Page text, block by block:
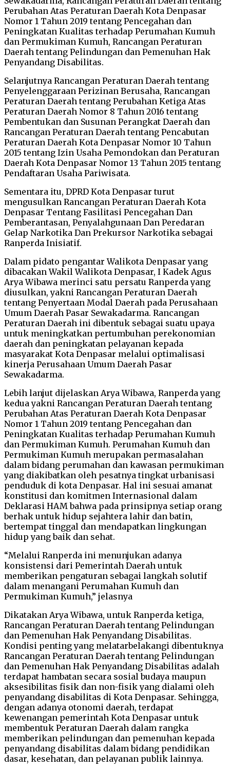
Perubahan Atas Peraturan Daerah Kota Denpasar
Nomor 1 Tahun 2019 tentang Pencegahan dan
Peningkatan Kualitas terhadap Perumahan Kumuh
dan Permukiman Kumuh, Rancangan Peraturan
Daerah tentang Pelindungan dan Pemenuhan Hak
Penyandang Disabilitas.
Selanjutnya Rancangan Peraturan Daerah tentang
Penyelenggaraan Perizinan Berusaha, Rancangan
Peraturan Daerah tentang Perubahan Ketiga Atas
Peraturan Daerah Nomor 8 Tahun 2016 tentang
Pembentukan dan Susunan Perangkat Daerah dan
Rancangan Peraturan Daerah tentang Pencabutan
Peraturan Daerah Kota Denpasar Nomor 10 Tahun
2015 tentang Izin Usaha Pemondokan dan Peraturan
Daerah Kota Denpasar Nomor 13 Tahun 2015 tentang
Pendaftaran Usaha Pariwisata.
Sementara itu, DPRD Kota Denpasar turut
mengusulkan Rancangan Peraturan Daerah Kota
Denpasar Tentang Fasilitasi Pencegahan Dan
Pemberantasan, Penyalahgunaan Dan Peredaran
Gelap Narkotika Dan Prekursor Narkotika sebagai
Ranperda Inisiatif.
Dalam pidato pengantar Walikota Denpasar yang
dibacakan Wakil Walikota Denpasar, I Kadek Agus
Arya Wibawa merinci satu persatu Ranperda yang
diusulkan, yakni Rancangan Peraturan Daerah
tentang Penyertaan Modal Daerah pada Perusahaan
Umum Daerah Pasar Sewakadarma. Rancangan
Peraturan Daerah ini dibentuk sebagai suatu upaya
untuk meningkatkan pertumbuhan perekonomian
daerah dan peningkatan pelayanan kepada
masyarakat Kota Denpasar melalui optimalisasi
kinerja Perusahaan Umum Daerah Pasar
Sewakadarma.
Lebih lanjut dijelaskan Arya Wibawa, Ranperda yang
kedua yakni Rancangan Peraturan Daerah tentang
Perubahan Atas Peraturan Daerah Kota Denpasar
Nomor 1 Tahun 2019 tentang Pencegahan dan
Peningkatan Kualitas terhadap Perumahan Kumuh
dan Permukiman Kumuh. Perumahan Kumuh dan
Permukiman Kumuh merupakan permasalahan
dalam bidang perumahan dan kawasan permukiman
yang diakibatkan oleh pesatnya tingkat urbanisasi
penduduk di kota Denpasar. Hal ini sesuai amanat
konstitusi dan komitmen Internasional dalam
Deklarasi HAM bahwa pada prinsipnya setiap orang
berhak untuk hidup sejahtera lahir dan batin,
bertempat tinggal dan mendapatkan lingkungan
hidup yang baik dan sehat.
“Melalui Ranperda ini menunjukan adanya
konsistensi dari Pemerintah Daerah untuk
memberikan pengaturan sebagai langkah solutif
dalam menangani Perumahan Kumuh dan
Permukiman Kumuh,” jelasnya
Dikatakan Arya Wibawa, untuk Ranperda ketiga,
Rancangan Peraturan Daerah tentang Pelindungan
dan Pemenuhan Hak Penyandang Disabilitas.
Kondisi penting yang melatarbelakangi dibentuknya
Rancangan Peraturan Daerah tentang Pelindungan
dan Pemenuhan Hak Penyandang Disabilitas adalah
terdapat hambatan secara sosial budaya maupun
aksesibilitas fisik dan non-fisik yang dialami oleh
penyandang disabilitas di Kota Denpasar. Sehingga,
dengan adanya otonomi daerah, terdapat
kewenangan pemerintah Kota Denpasar untuk
membentuk Peraturan Daerah dalam rangka
memberikan pelindungan dan pemenuhan kepada
penyandang disabilitas dalam bidang pendidikan
dasar, kesehatan, dan pelayanan publik lainnya.